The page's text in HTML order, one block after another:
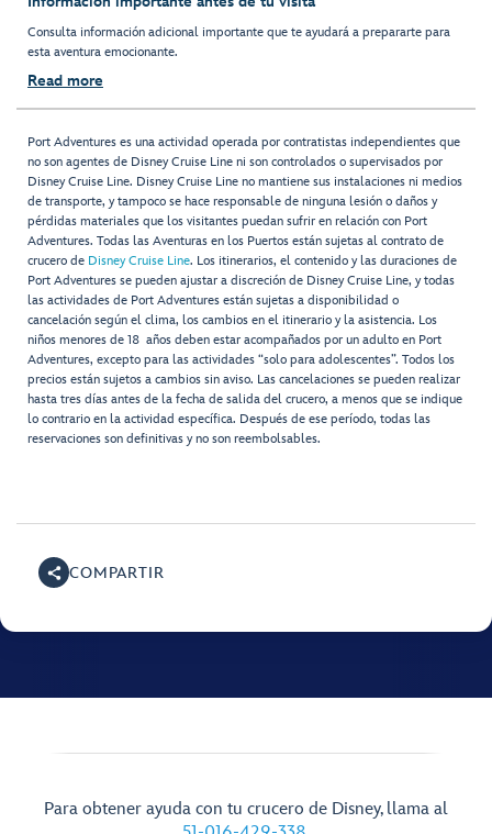
Consulta información adicional importante que te ayudará a prepararte para
esta aventura emocionante.
Read more
Port Adventures es una actividad operada por contratistas independientes que
no son agentes de Disney Cruise Line ni son controlados o supervisados por
Disney Cruise Line. Disney Cruise Line no mantiene sus instalaciones ni medios
de transporte, y tampoco se hace responsable de ninguna lesión o daños y
pérdidas materiales que los visitantes puedan sufrir en relación con Port
Adventures. Todas las Aventuras en los Puertos están sujetas al contrato de
crucero de Disney Cruise Line. Los itinerarios, el contenido y las duraciones de
Port Adventures se pueden ajustar a discreción de Disney Cruise Line, y todas
las actividades de Port Adventures están sujetas a disponibilidad o
cancelación según el clima, los cambios en el itinerario y la asistencia. Los
niños menores de 18 años deben estar acompañados por un adulto en Port
Adventures, excepto para las actividades “solo para adolescentes”. Todos los
precios están sujetos a cambios sin aviso. Las cancelaciones se pueden realizar
hasta tres días antes de la fecha de salida del crucero, a menos que se indique
lo contrario en la actividad específica. Después de ese período, todas las
reservaciones son definitivas y no son reembolsables.
COMPARTIR
Para obtener ayuda con tu crucero de Disney, llama al